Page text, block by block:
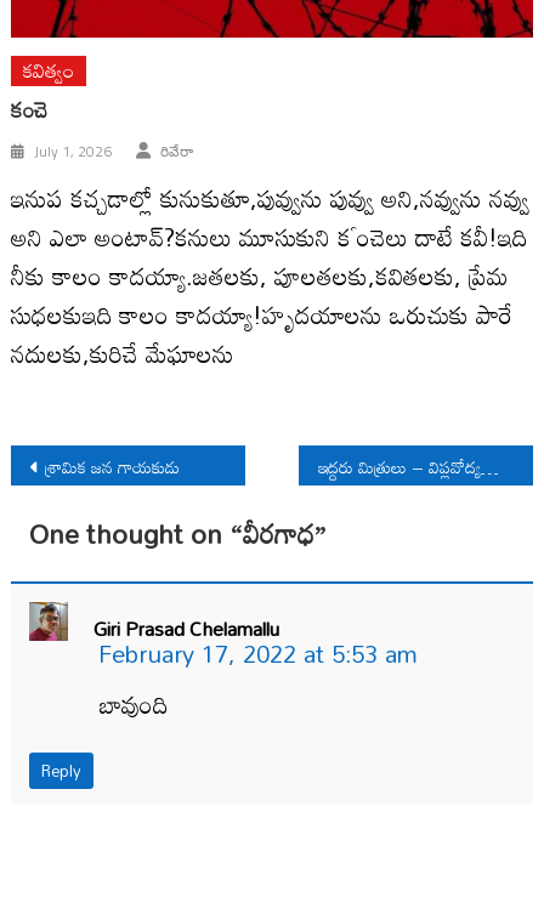
కవిత్వం
కంచె
July 1, 2026 రివేరా
ఇనుప కచ్చడాల్లో కునుకుతూ,పువ్వును పువ్వు అని,నవ్వును నవ్వు
అని ఎలా అంటావ్?కనులు మూసుకుని కౕంచెలు దాటే కవీ!ఇది
నీకు కాలం కాదయ్యా.జతలకు, పూలతలకు,కవితలకు, ప్రేమ
సుధలకుఇది కాలం కాదయ్యా!హృదయాలను ఒరుచుకు పారే
నదులకు,కురిచే మేఘాలను
Post
navigation
శ్రామిక జన గాయకుడు ఇద్దరు మిత్రులు – విప్లవోద్యమంలో రెండు స్రవంతులు
One thought on “వీరగాధ”
Giri Prasad Chelamallu
February 17, 2022 at 5:53 am
బావుంది
Reply